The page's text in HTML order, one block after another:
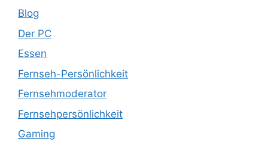
Blog
Der PC
Essen
Fernseh-Persönlichkeit
Fernsehmoderator
Fernsehpersönlichkeit
Gaming